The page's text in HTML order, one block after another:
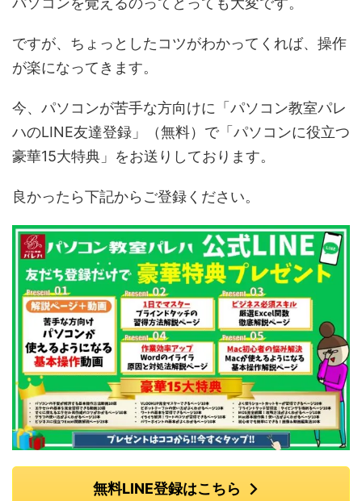
ですが、ちょっとしたコツがわかってくれば、操作
が楽になってきます。
今、パソコンが苦手な方向けに「パソコン教室パレ
ハのLINE友達登録」（無料）で「パソコンに役立つ
豪華15大特典」をお送りしております。
良かったら下記からご登録ください。
無料LINE登録はこちら